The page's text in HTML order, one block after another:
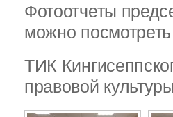
Фотоотчеты
можно
ТИК
правовой